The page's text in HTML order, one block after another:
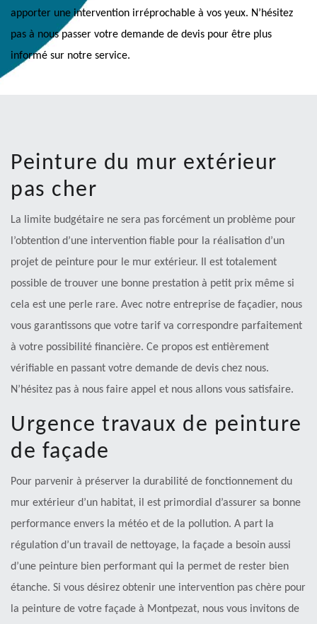
apporter une intervention irréprochable à vos yeux. N’hésitez
pas à nous passer votre demande de devis pour être plus
informé sur notre service.
Peinture du mur extérieur
pas cher
La limite budgétaire ne sera pas forcément un problème pour
l’obtention d’une intervention fiable pour la réalisation d’un
projet de peinture pour le mur extérieur. Il est totalement
possible de trouver une bonne prestation à petit prix même si
cela est une perle rare. Avec notre entreprise de façadier, nous
vous garantissons que votre tarif va correspondre parfaitement
à votre possibilité financière. Ce propos est entièrement
vérifiable en passant votre demande de devis chez nous.
N’hésitez pas à nous faire appel et nous allons vous satisfaire.
Urgence travaux de peinture
de façade
Pour parvenir à préserver la durabilité de fonctionnement du
mur extérieur d’un habitat, il est primordial d’assurer sa bonne
performance envers la météo et de la pollution. A part la
régulation d’un travail de nettoyage, la façade a besoin aussi
d’une peinture bien performant qui la permet de rester bien
étanche. Si vous désirez obtenir une intervention pas chère pour
la peinture de votre façade à Montpezat, nous vous invitons de